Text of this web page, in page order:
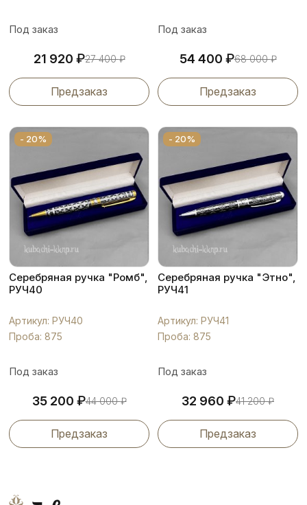
Под заказ
21 920 ₽27 400₽
Предзаказ
Под заказ
54 400 ₽68 000₽
Предзаказ
- 20%
Серебряная ручка "Ромб",
РУЧ40
Артикул: РУЧ40
Проба: 875
Под заказ
35 200 ₽44 000₽
Предзаказ
- 20%
Серебряная ручка "Этно",
РУЧ41
Артикул: РУЧ41
Проба: 875
Под заказ
32 960 ₽41 200₽
Предзаказ